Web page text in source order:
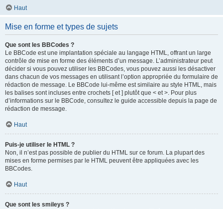
Haut
Mise en forme et types de sujets
Que sont les BBCodes ?
Le BBCode est une implantation spéciale au langage HTML, offrant un large
contrôle de mise en forme des éléments d’un message. L’administrateur peut
décider si vous pouvez utiliser les BBCodes, vous pouvez aussi les désactiver
dans chacun de vos messages en utilisant l’option appropriée du formulaire de
rédaction de message. Le BBCode lui-même est similaire au style HTML, mais
les balises sont incluses entre crochets [ et ] plutôt que < et >. Pour plus
d’informations sur le BBCode, consultez le guide accessible depuis la page de
rédaction de message.
Haut
Puis-je utiliser le HTML ?
Non, il n’est pas possible de publier du HTML sur ce forum. La plupart des
mises en forme permises par le HTML peuvent être appliquées avec les
BBCodes.
Haut
Que sont les smileys ?